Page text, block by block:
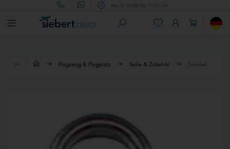
Mo.-Fr. 09:00 bis 17:00 Uhr
Flugzeug & Flugplatz Seile & Zubehör Schäkel